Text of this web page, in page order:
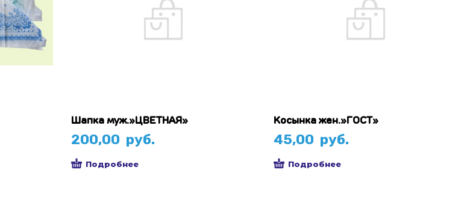
Шапка муж.»ЦВЕТНАЯ»
200,00 руб.
Подробнее
Косынка жен.»ГОСТ»
45,00 руб.
Подробнее